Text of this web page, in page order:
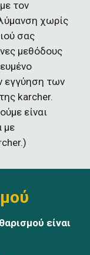
τον
χωρίς
σας
μεθόδους
εγγύηση των
karcher.
είναι
με
είναι